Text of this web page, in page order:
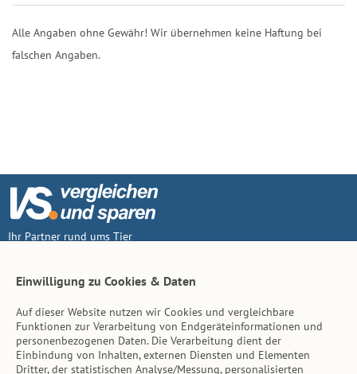
Alle Angaben ohne Gewähr! Wir übernehmen keine Haftung bei
falschen Angaben.
Ihr Partner rund ums Tier
Inhalt
Tierarzt-Suche
Einwilligung zu Cookies & Daten
Auf dieser Website nutzen wir Cookies und vergleichbare
Funktionen zur Verarbeitung von Endgeräteinformationen und
personenbezogenen Daten. Die Verarbeitung dient der
Einbindung von Inhalten, externen Diensten und Elementen
Dritter, der statistischen Analyse/Messung, personalisierten